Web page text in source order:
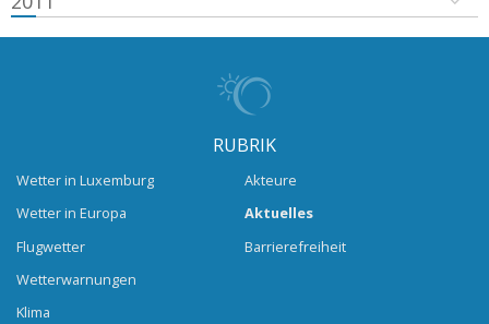
RUBRIK
Wetter in Luxemburg
Wetter in Europa
Flugwetter
Wetterwarnungen
Klima
Akteure
Aktuelles
Barrierefreiheit